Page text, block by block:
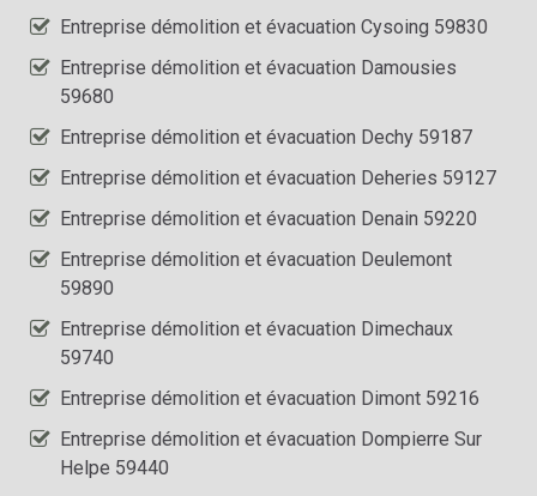
Entreprise démolition et évacuation Cysoing 59830
Entreprise démolition et évacuation Damousies
59680
Entreprise démolition et évacuation Dechy 59187
Entreprise démolition et évacuation Deheries 59127
Entreprise démolition et évacuation Denain 59220
Entreprise démolition et évacuation Deulemont
59890
Entreprise démolition et évacuation Dimechaux
59740
Entreprise démolition et évacuation Dimont 59216
Entreprise démolition et évacuation Dompierre Sur
Helpe 59440